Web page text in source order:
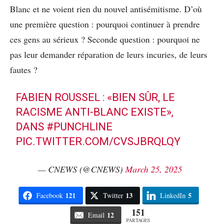
Blanc et ne voient rien du nouvel antisémitisme. D’où
une première question : pourquoi continuer à prendre
ces gens au sérieux ? Seconde question : pourquoi ne
pas leur demander réparation de leurs incuries, de leurs
fautes ?
FABIEN ROUSSEL : «BIEN SÛR, LE
RACISME ANTI-BLANC EXISTE»,
DANS #PUNCHLINE
PIC.TWITTER.COM/CVSJBRQLQY
— CNEWS (@CNEWS) March 25, 2025
Facebook 121 Twitter 13 LinkedIn 5
Email 12 151
PARTAGES